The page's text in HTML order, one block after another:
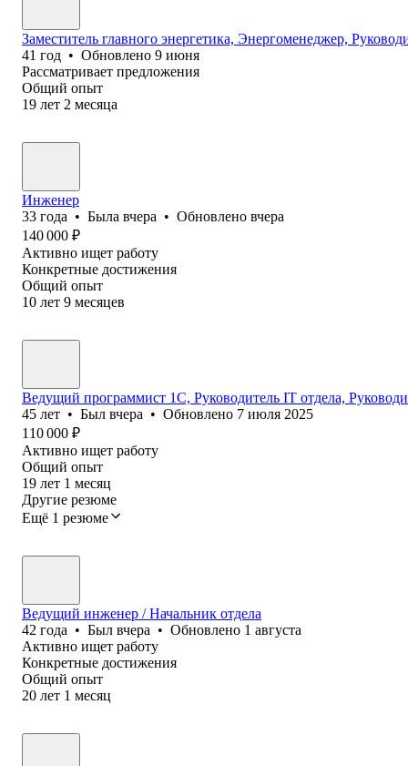
Заместитель главного энергетика, Энергоменеджер,
41 год • Обновлено 9 июня
Рассматривает предложения
Общий опыт
19 лет 2 месяца
Инженер
33 года • Была вчера • Обновлено вчера
140 000 ₽
Активно ищет работу
Конкретные достижения
Общий опыт
10 лет 9 месяцев
Ведущий программист 1С, Руководитель IT отдела,
45 лет • Был вчера • Обновлено 7 июля 2025
110 000 ₽
Активно ищет работу
Общий опыт
19 лет 1 месяц
Другие резюме
Ещё 1 резюме
Ведущий инженер / Начальник отдела
42 года • Был вчера • Обновлено 1 августа
Активно ищет работу
Конкретные достижения
Общий опыт
20 лет 1 месяц